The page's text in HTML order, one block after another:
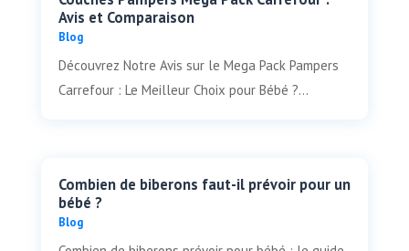
Avis et Comparaison
Blog
Découvrez Notre Avis sur le Mega Pack Pampers
Carrefour : Le Meilleur Choix pour Bébé ?...
Combien de biberons faut-il prévoir pour un
bébé ?
Blog